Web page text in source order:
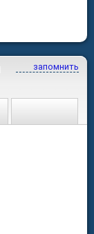
запомнить